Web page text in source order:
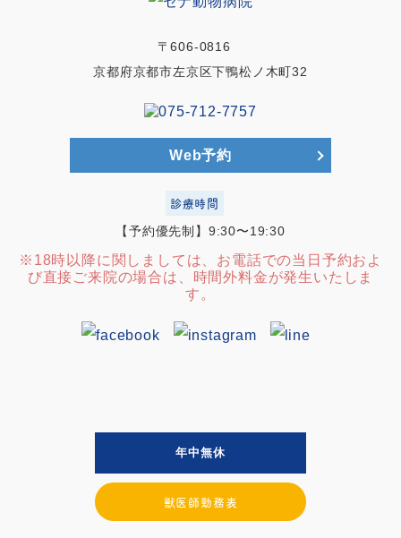
〒606-0816
京都府京都市左京区下鴨松ノ木町32
Web予約
診療時間
【予約優先制】9:30〜19:30
※18時以降に関しましては、お電話での当日予約およ
び直接ご来院の場合は、時間外料金が発生いたしま
す。
年中無休
獣医師勤務表